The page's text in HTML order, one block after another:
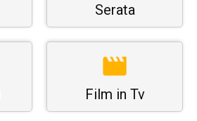
Serata
Film in Tv